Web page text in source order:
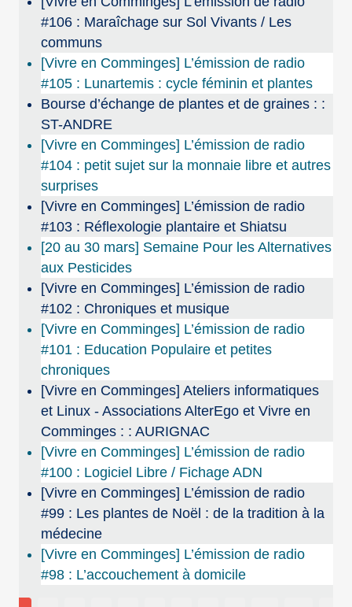
#106 : Maraîchage sur Sol Vivants / Les
communs
[Vivre en Comminges] L’émission de radio
#105 : Lunartemis : cycle féminin et plantes
Bourse d’échange de plantes et de graines : :
ST-ANDRE
[Vivre en Comminges] L’émission de radio
#104 : petit sujet sur la monnaie libre et autres
surprises
[Vivre en Comminges] L’émission de radio
#103 : Réflexologie plantaire et Shiatsu
[20 au 30 mars] Semaine Pour les Alternatives
aux Pesticides
[Vivre en Comminges] L’émission de radio
#102 : Chroniques et musique
[Vivre en Comminges] L’émission de radio
#101 : Education Populaire et petites
chroniques
[Vivre en Comminges] Ateliers informatiques
et Linux - Associations AlterEgo et Vivre en
Comminges : : AURIGNAC
[Vivre en Comminges] L’émission de radio
#100 : Logiciel Libre / Fichage ADN
[Vivre en Comminges] L’émission de radio
#99 : Les plantes de Noël : de la tradition à la
médecine
[Vivre en Comminges] L’émission de radio
#98 : L’accouchement à domicile